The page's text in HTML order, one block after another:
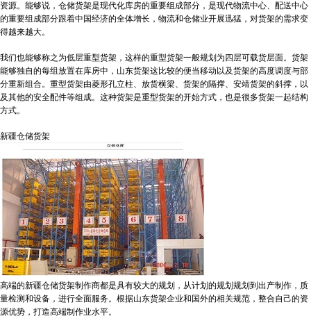
资源。能够说，仓储货架是现代化库房的重要组成部分，是现代物流中心、配送中心
的重要组成部分跟着中国经济的全体增长，物流和仓储业开展迅猛，对货架的需求变
得越来越大。
我们也能够称之为低层重型货架，这样的重型货架一般规划为四层可载货层面。货架
能够独自的每组放置在库房中，山东货架这比较的便当移动以及货架的高度调度与部
分重新组合。重型货架由菱形孔立柱、放货横梁、货架的隔撑、安靖货架的斜撑，以
及其他的安全配件等组成。这种货架是重型货架的开始方式，也是很多货架一起结构
方式。
新疆仓储货架
高端的新疆仓储货架制作商都是具有较大的规划，从计划的规划规划到出产制作，质
量检测和设备，进行全面服务。根据山东货架企业和国外的相关规范，整合自己的资
源优势，打造高端制作业水平。